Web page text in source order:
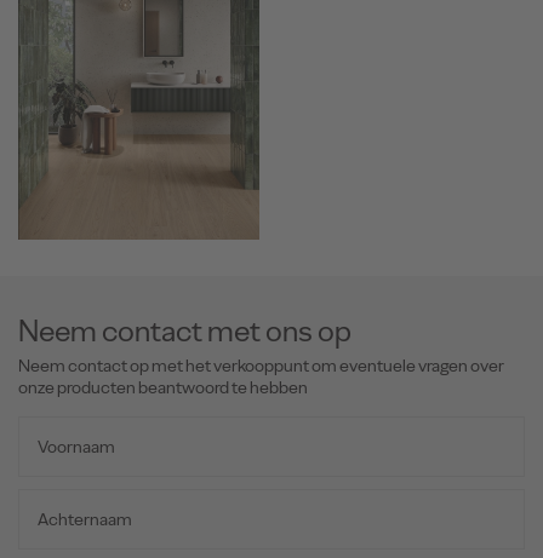
Neem contact met ons op
Neem contact op met het verkooppunt om eventuele vragen over
onze producten beantwoord te hebben